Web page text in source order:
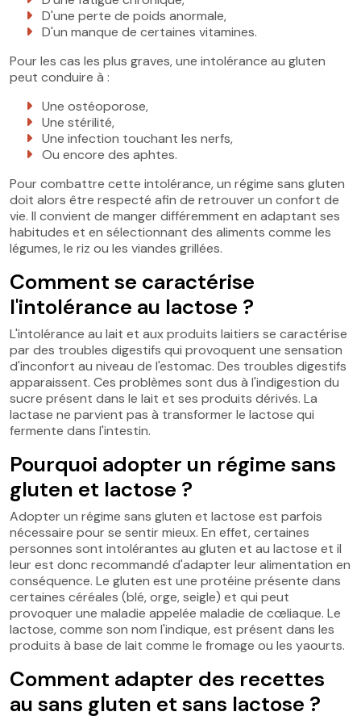
D'une perte de poids anormale,
D'un manque de certaines vitamines.
Pour les cas les plus graves, une intolérance au gluten
peut conduire à :
Une ostéoporose,
Une stérilité,
Une infection touchant les nerfs,
Ou encore des aphtes.
Pour combattre cette intolérance, un régime sans gluten
doit alors être respecté afin de retrouver un confort de
vie. Il convient de manger différemment en adaptant ses
habitudes et en sélectionnant des aliments comme les
légumes, le riz ou les viandes grillées.
Comment se caractérise
l'intolérance au lactose ?
L'intolérance au lait et aux produits laitiers se caractérise
par des troubles digestifs qui provoquent une sensation
d'inconfort au niveau de l'estomac. Des troubles digestifs
apparaissent. Ces problèmes sont dus à l'indigestion du
sucre présent dans le lait et ses produits dérivés. La
lactase ne parvient pas à transformer le lactose qui
fermente dans l'intestin.
Pourquoi adopter un régime sans
gluten et lactose ?
Adopter un régime sans gluten et lactose est parfois
nécessaire pour se sentir mieux. En effet, certaines
personnes sont intolérantes au gluten et au lactose et il
leur est donc recommandé d'adapter leur alimentation en
conséquence. Le gluten est une protéine présente dans
certaines céréales (blé, orge, seigle) et qui peut
provoquer une maladie appelée maladie de cœliaque. Le
lactose, comme son nom l'indique, est présent dans les
produits à base de lait comme le fromage ou les yaourts.
Comment adapter des recettes
au sans gluten et sans lactose ?